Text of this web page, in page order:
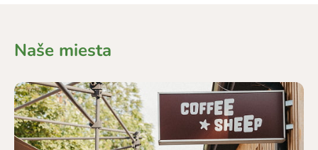
Naše miesta